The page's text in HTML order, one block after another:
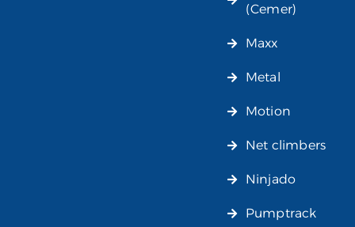
(Cemer)
Maxx
Metal
Motion
Net climbers
Ninjado
Pumptrack